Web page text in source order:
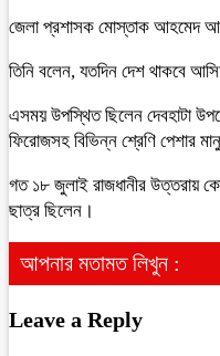
জেলা প্রশাসক মোস্তাক আহমেদ
তিনি বলেন, যতদিন দেশ থাকবে
এসময় উপস্থিত ছিলেন দেবহাটা
ফিরোজসহ বিভিন্ন শ্রেণি পেশার
গত ১৮ জুলাই রাজধানীর উত্তরায়
ছাত্র ছিলেন।
আপনার মতামত লিখুন :
Leave a Reply